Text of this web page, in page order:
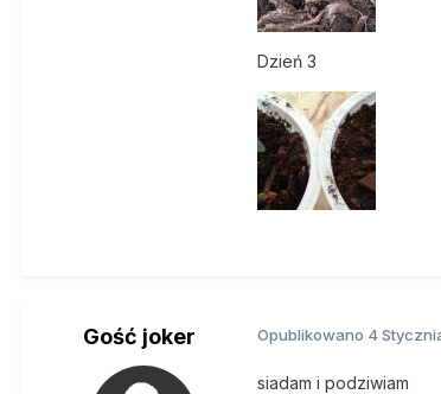
Dzień 3
Gość joker Opublikowano 4
siadam i podziwiam